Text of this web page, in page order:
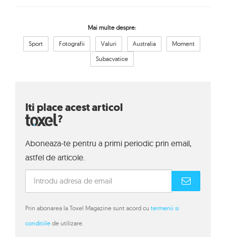
Mai multe despre:
Sport Fotografii Valuri Australia
Moment
Subacvatice
Iti place acest articol
?
Aboneaza-te pentru a primi periodic prin email,
astfel de articole.
Prin abonarea la Toxel Magazine sunt acord cu termenii si
conditiile de utilizare.